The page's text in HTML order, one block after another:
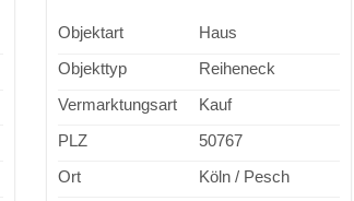
Garten, Keller, Garage
Objektart
Haus
Objekttyp
Reiheneck
Vermarktungsart
Kauf
PLZ
50767
Ort
Köln / Pesch